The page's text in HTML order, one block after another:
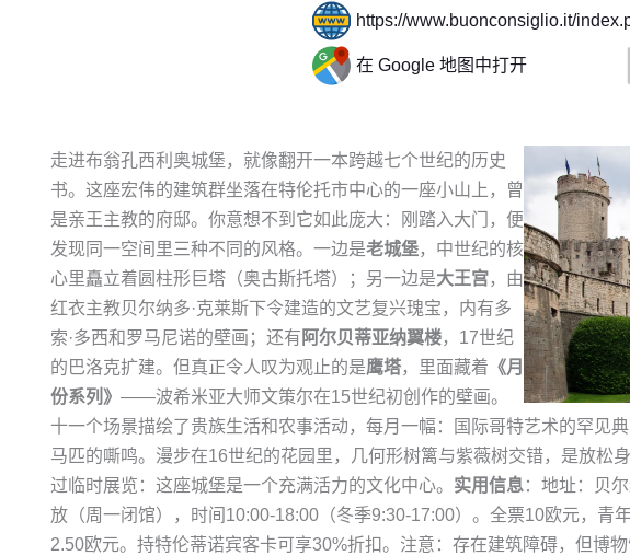
https://www.buonconsiglio.it/
在 Google 地图中打开
走进布翁孔西利奥城堡，就像翻开一本跨越七个世纪的历史
书。这座宏伟的建筑群坐落在特伦托市中心的一座小山上，曾
是亲王主教的府邸。你意想不到它如此庞大：刚踏入大门，便
发现同一空间里三种不同的风格。一边是老城堡，中世纪的核
心里矗立着圆柱形巨塔（奥古斯托塔）；另一边是大王宫，由
红衣主教贝尔纳多·克莱斯下令建造的文艺复兴瑰宝，内有多
索·多西和罗马尼诺的壁画；还有 阿尔贝蒂亚纳翼楼，17世纪
的巴洛克扩建。但真正令人叹为观止的是鹰塔，里面藏着 《月
份系列》 ——波希米亚大师文策尔在15世纪初创作的壁画。
十一个场景描绘了贵族生活和农事活动，每月一幅：国际哥特艺术的罕见
马匹的嘶鸣。漫步在16世纪的花园里，几何形树篱与紫薇树交错，是放松
过临时展览：这座城堡是一个充满活力的文化中心。 实用信息：地址：贝
放（周一闭馆），时间10:00-18:00（冬季9:30-17:00）。全票10欧元，青
2.50欧元。持特伦蒂诺宾客卡可享30%折扣。注意：存在建筑障碍，但博物